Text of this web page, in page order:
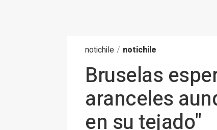
notichile / notichile
Bruselas
aranceles
en su tejado"